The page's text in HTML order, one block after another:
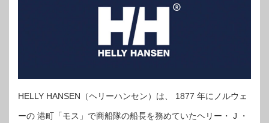
HELLY HANSEN（ヘリーハンセン）は、 1877 年にノルウェ
ーの 港町「モス」で商船隊の船長を務めていたヘリー・ J ・